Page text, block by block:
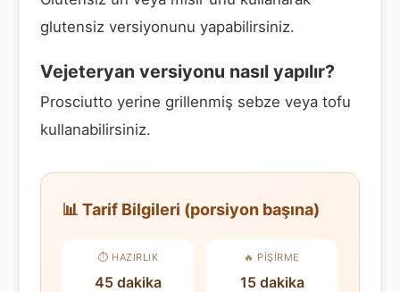
glutensiz versiyonunu yapabilirsiniz.
Vejeteryan versiyonu nasıl yapılır?
Prosciutto yerine grillenmiş sebze veya tofu
kullanabilirsiniz.
📊 Tarif Bilgileri (porsiyon başına)
⏱️ HAZIRLIK
45 dakika
🔥 PIŞIRME
15 dakika